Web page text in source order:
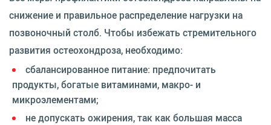
снижение и правильное распределение нагрузки на
позвоночный столб. Чтобы избежать стремительного
развития остеохондроза, необходимо:
сбалансированное питание: предпочитать
продукты, богатые витаминами, макро- и
микроэлементами;
не допускать ожирения, так как большая масса